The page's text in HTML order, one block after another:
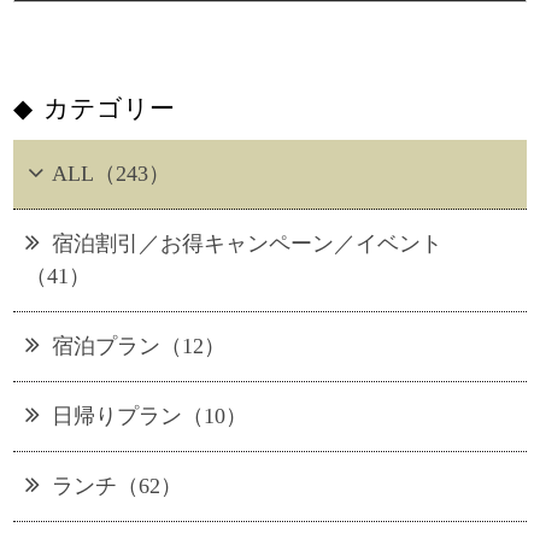
カテゴリー
ALL（243）
宿泊割引／お得キャンペーン／イベント
（41）
宿泊プラン（12）
日帰りプラン（10）
ランチ（62）